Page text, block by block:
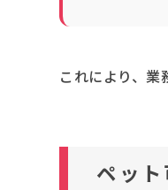
これにより、業
ペッ